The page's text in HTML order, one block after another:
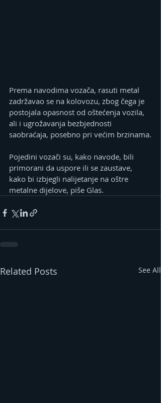
Prema navodima vozača, rasuti metal
zadržavao se na kolovozu, zbog čega je
postojala opasnost od oštećenja vozila,
ali i ugrožavanja bezbjednosti
saobraćaja, posebno pri većim brzinama.
Pojedini vozači su, kako navode, bili
primorani da uspore ili se zaustave,
kako bi izbjegli nalijetanje na oštre
metalne dijelove, piše Glas.
Related Posts See All